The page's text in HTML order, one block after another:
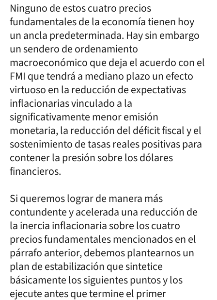
Ninguno de estos cuatro precios
fundamentales de la economía tienen hoy
un ancla predeterminada. Hay sin embargo
un sendero de ordenamiento
macroeconómico que deja el acuerdo con el
FMI que tendrá a mediano plazo un efecto
virtuoso en la reducción de expectativas
inflacionarias vinculado a la
significativamente menor emisión
monetaria, la reducción del déficit fiscal y el
sostenimiento de tasas reales positivas para
contener la presión sobre los dólares
financieros.
Si queremos lograr de manera más
contundente y acelerada una reducción de
la inercia inflacionaria sobre los cuatro
precios fundamentales mencionados en el
párrafo anterior, debemos plantearnos un
plan de estabilización que sintetice
básicamente los siguientes puntos y los
ejecute antes que termine el primer